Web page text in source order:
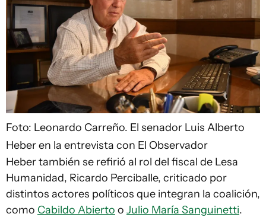
Foto: Leonardo Carreño. El senador Luis Alberto
Heber en la entrevista con El Observador
Heber también se refirió al rol del fiscal de Lesa
Humanidad, Ricardo Perciballe, criticado por
distintos actores políticos que integran la coalición,
como Cabildo Abierto o Julio María Sanguinetti.